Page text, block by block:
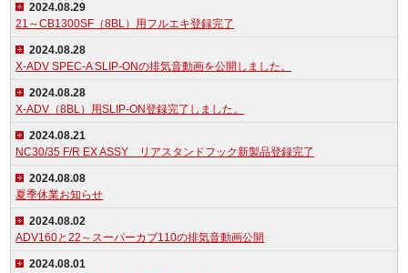
2024.08.29
21～CB1300SF（8BL）用フルエキ登録完了
2024.08.28
X-ADV SPEC-A SLIP-ONの排気音動画を公開しました。
2024.08.28
X-ADV（8BL）用SLIP-ON登録完了しました。
2024.08.21
NC30/35 F/R EX ASSY リアスタンドフック新製品登録完了
2024.08.08
夏季休業お知らせ
2024.08.02
ADV160と22～スーパーカブ110の排気音動画公開
2024.08.01